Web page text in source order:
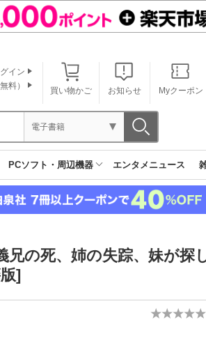
買い物かご お知らせ Myクーポン
イン
料）
電子書籍
PCソフト・周辺機器 エンタメニュース
兄の死、姉の失踪、妹が探
]